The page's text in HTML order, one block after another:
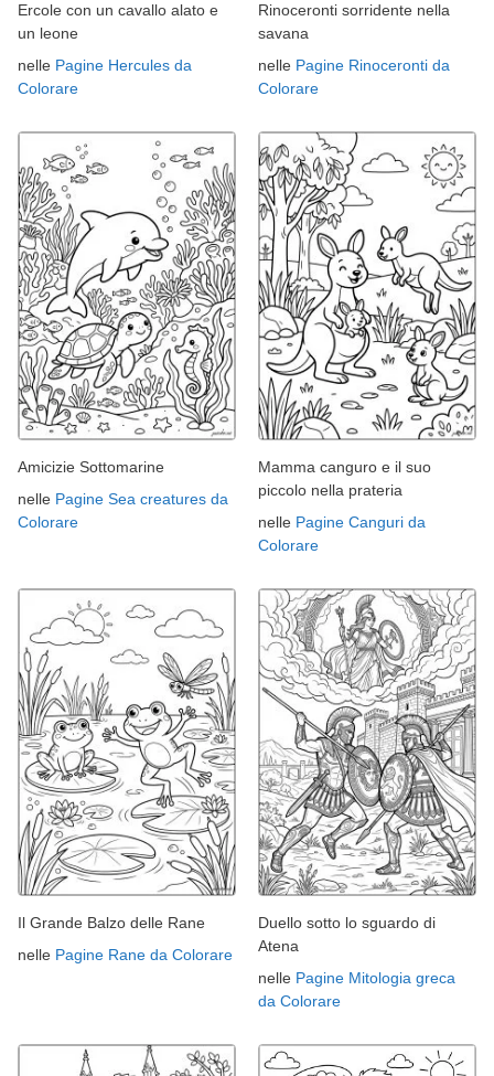
Ercole con un cavallo alato e
un leone
nelle Pagine Hercules da
Colorare
Rinoceronti sorridente nella
savana
nelle Pagine Rinoceronti da
Colorare
Amicizie Sottomarine
nelle Pagine Sea creatures da
Colorare
Mamma canguro e il suo
piccolo nella prateria
nelle Pagine Canguri da
Colorare
Il Grande Balzo delle Rane
nelle Pagine Rane da Colorare
Duello sotto lo sguardo di
Atena
nelle Pagine Mitologia greca
da Colorare